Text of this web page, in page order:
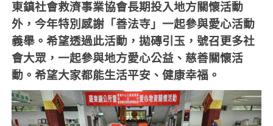
東鎮社會救濟事業協會長期投入地方關懷活動
外，今年特別感謝「善法寺」一起參與愛心活動
義舉。希望透過此活動，拋磚引玉，號召更多社
會大眾，一起參與地方愛心公益、慈善關懷活
動。希望大家都能生活平安、健康幸福。